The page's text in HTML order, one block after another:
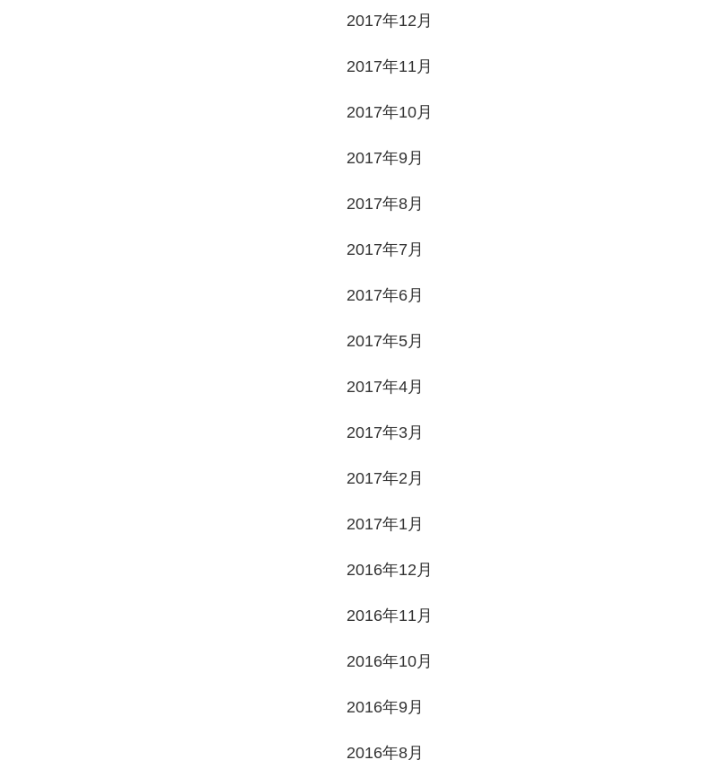
2017年12月
2017年11月
2017年10月
2017年9月
2017年8月
2017年7月
2017年6月
2017年5月
2017年4月
2017年3月
2017年2月
2017年1月
2016年12月
2016年11月
2016年10月
2016年9月
2016年8月